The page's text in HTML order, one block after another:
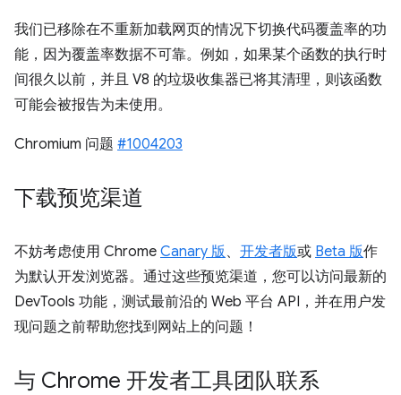
我们已移除在不重新加载网页的情况下切换代码覆盖率的功
能，因为覆盖率数据不可靠。例如，如果某个函数的执行时
间很久以前，并且 V8 的垃圾收集器已将其清理，则该函数
可能会被报告为未使用。
Chromium 问题 #1004203
下载预览渠道
不妨考虑使用 Chrome Canary 版 、 开发者版或 Beta 版作
为默认开发浏览器。通过这些预览渠道，您可以访问最新的
DevTools 功能，测试最前沿的 Web 平台 API，并在用户发
现问题之前帮助您找到网站上的问题！
与 Chrome 开发者工具团队联系